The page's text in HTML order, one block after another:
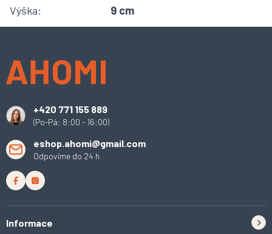
Výška: 9 cm
+420 771 155 889
(Po-Pá: 8:00 - 16:00)
eshop.ahomi@gmail.com
Odpovíme do 24 h
Informace